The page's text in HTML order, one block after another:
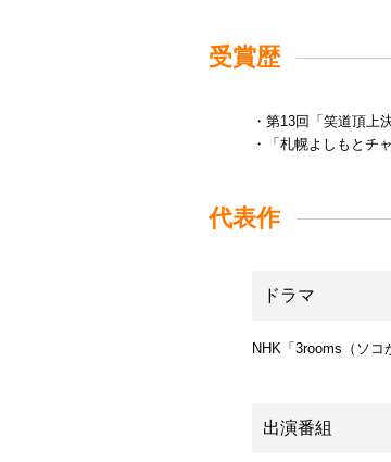
受賞歴
・第13回「笑道頂上
・「札幌よしもとチ
代表作
ドラマ
NHK「3rooms（ソ
出演番組